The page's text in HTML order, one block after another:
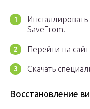
SaveFrom.
Перейти на
Скачать
Восстановление